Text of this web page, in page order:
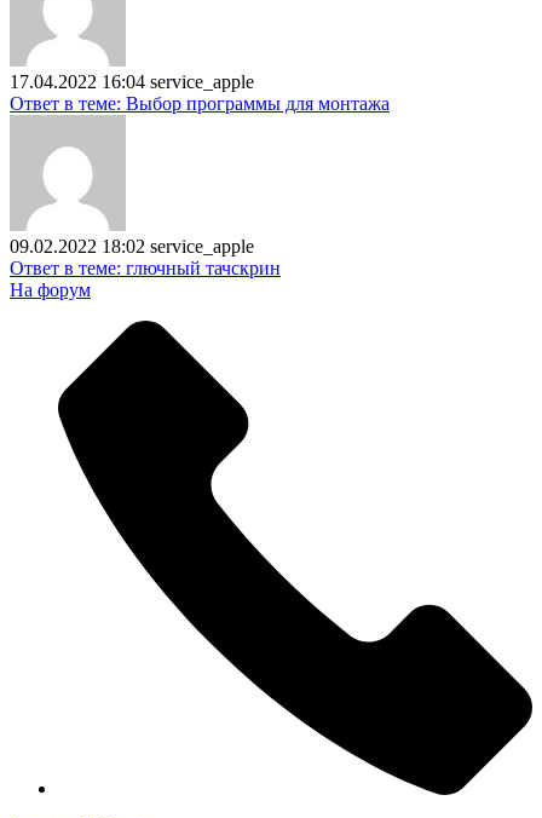
17.04.2022 16:04 service_apple
Ответ в теме: Выбор программы для монтажа
09.02.2022 18:02 service_apple
Ответ в теме: глючный тачскрин
На форум